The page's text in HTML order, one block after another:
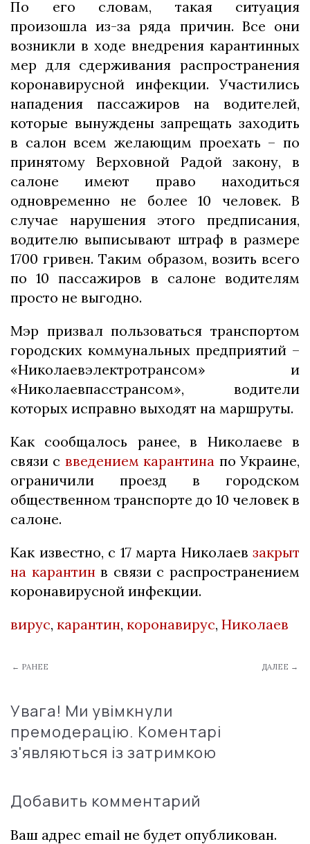
По его словам, такая ситуация
произошла из-за ряда причин. Все они
возникли в ходе внедрения карантинных
мер для сдерживания распространения
коронавирусной инфекции. Участились
нападения пассажиров на водителей,
которые вынуждены запрещать заходить
в салон всем желающим проехать – по
принятому Верховной Радой закону, в
салоне имеют право находиться
одновременно не более 10 человек. В
случае нарушения этого предписания,
водителю выписывают штраф в размере
1700 гривен. Таким образом, возить всего
по 10 пассажиров в салоне водителям
просто не выгодно.
Мэр призвал пользоваться транспортом
городских коммунальных предприятий –
«Николаевэлектротрансом» и
«Николаевпасстрансом», водители
которых исправно выходят на маршруты.
Как сообщалось ранее, в Николаеве в
связи с введением карантина по Украине,
ограничили проезд в городском
общественном транспорте до 10 человек в
салоне.
Как известно, с 17 марта Николаев закрыт
на карантинв связи с распространением
коронавирусной инфекции.
вирус, карантин, коронавирус, Николаев
← РАНЕЕ ДАЛЕЕ →
Увага! Ми увімкнули
премодерацію. Коментарі
з'являються із затримкою
Добавить комментарий
Ваш адрес email не будет опубликован.